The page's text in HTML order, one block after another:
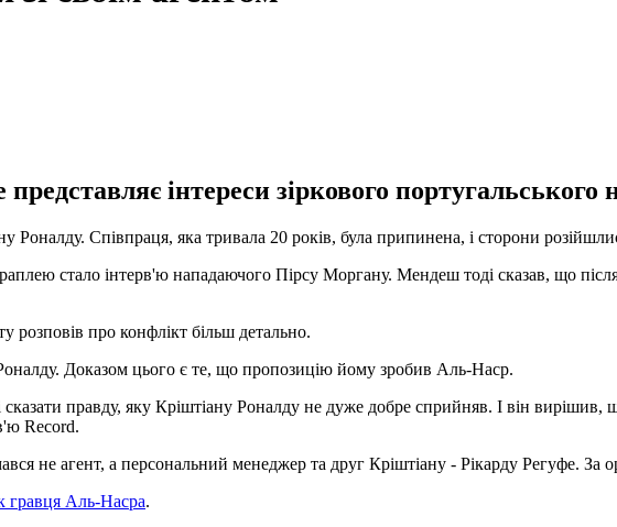
інтереси зіркового португальського
Співпраця, яка тривала 20 років, була припинена, і сторони
стало інтерв'ю нападаючого Пірсу Моргану. Мендеш тоді сказав, що
розповів про конфлікт більш детально.
Доказом цього є те, що пропозицію йому зробив Аль-Наср.
правду, яку Кріштіану Роналду не дуже добре сприйняв. І він вирішив,
Record.
не агент, а персональний менеджер та друг Кріштіану - Рікарду Регуфе. За
гравця Аль-Насра.